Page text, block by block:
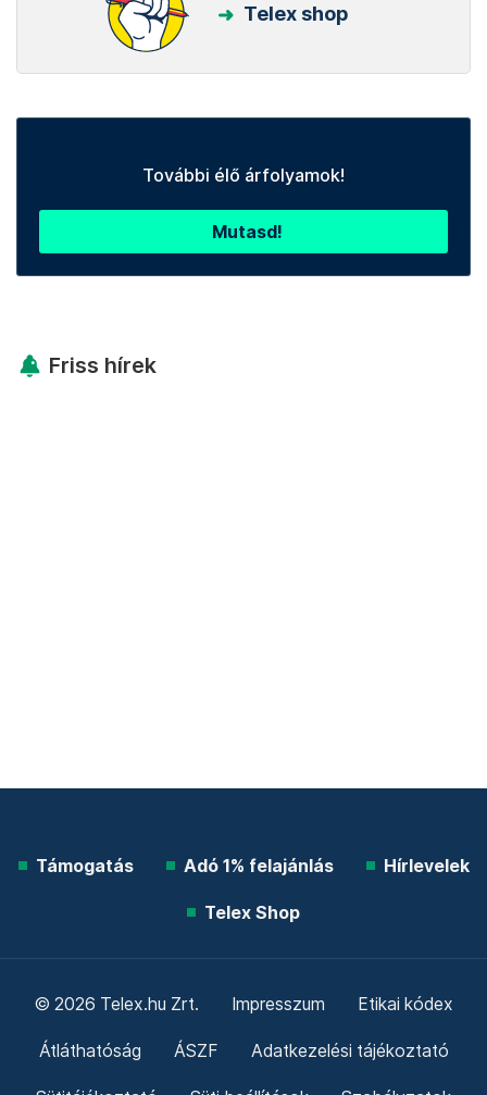
Telex shop
További élő árfolyamok!
Mutasd!
Friss hírek
Támogatás Adó 1% felajánlás Hírlevelek
Telex Shop
© 2026 Telex.hu Zrt. Impresszum Etikai kódex
Átláthatóság ÁSZF Adatkezelési tájékoztató